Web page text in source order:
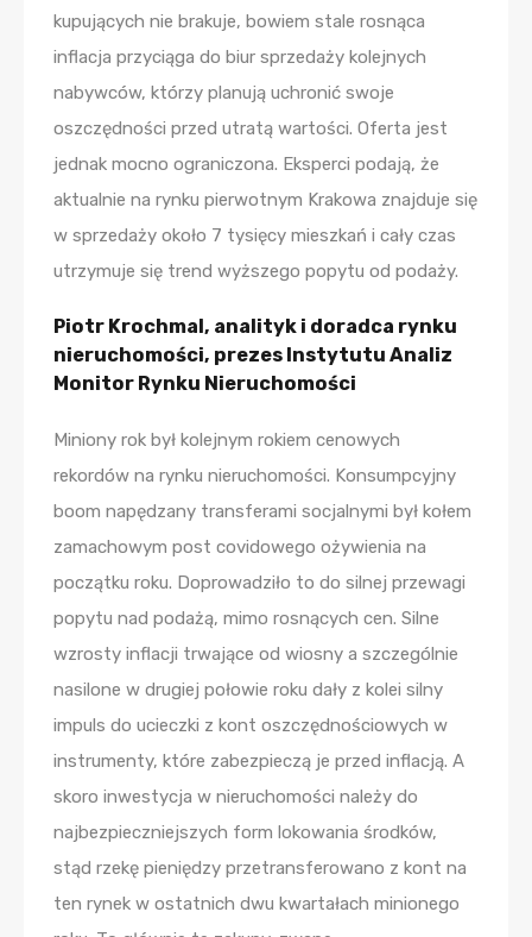
kupujących nie brakuje, bowiem stale rosnąca
inflacja przyciąga do biur sprzedaży kolejnych
nabywców, którzy planują uchronić swoje
oszczędności przed utratą wartości. Oferta jest
jednak mocno ograniczona. Eksperci podają, że
aktualnie na rynku pierwotnym Krakowa znajduje się
w sprzedaży około 7 tysięcy mieszkań i cały czas
utrzymuje się trend wyższego popytu od podaży.
Piotr Krochmal, analityk i doradca rynku
nieruchomości, prezes Instytutu Analiz
Monitor Rynku Nieruchomości
Miniony rok był kolejnym rokiem cenowych
rekordów na rynku nieruchomości. Konsumpcyjny
boom napędzany transferami socjalnymi był kołem
zamachowym post covidowego ożywienia na
początku roku. Doprowadziło to do silnej przewagi
popytu nad podażą, mimo rosnących cen. Silne
wzrosty inflacji trwające od wiosny a szczególnie
nasilone w drugiej połowie roku dały z kolei silny
impuls do ucieczki z kont oszczędnościowych w
instrumenty, które zabezpieczą je przed inflacją. A
skoro inwestycja w nieruchomości należy do
najbezpieczniejszych form lokowania środków,
stąd rzekę pieniędzy przetransferowano z kont na
ten rynek w ostatnich dwu kwartałach minionego